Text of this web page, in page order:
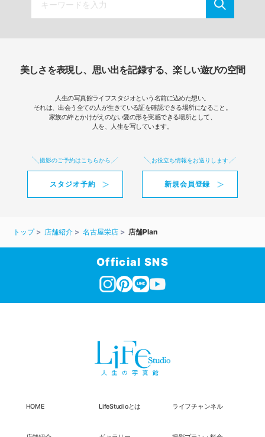
美しさを表現し、思い出を記録する、楽しい遊びの空間
人生の写真館ライフスタジオという名前に込めた想い。
それは、出会う全ての人が生きている証を確認できる場所になること。
家族の絆とかけがえのない愛の形を実感できる場所として、
人を、人生を写しています。
撮影のご予約はこちらから
スタジオ予約
お役立ち情報をお送りします
新規会員登録
トップ 店舗紹介 名古屋栄店 店舗Plan
Official SNS
HOME LifeStudioとは ライフチャンネル